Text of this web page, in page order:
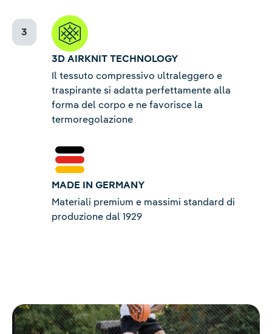
3D AIRKNIT TECHNOLOGY
Il tessuto compressivo ultraleggero e
traspirante si adatta perfettamente alla
forma del corpo e ne favorisce la
termoregolazione
MADE IN GERMANY
Materiali premium e massimi standard di
produzione dal 1929